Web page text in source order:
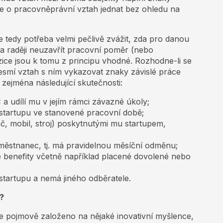
o pracovněprávní vztah jednat bez ohledu na
tedy potřeba velmi pečlivě zvážit, zda pro danou
raději neuzavřít pracovní poměr (nebo
jsou k tomu z principu vhodné. Rozhodne-li se
vztah s ním vykazovat znaky závislé práce
následující skutečnosti:
udílí mu v jejím rámci závazné úkoly;
ve stanovené pracovní době;
mobil, stroj) poskytnutými mu startupem,
tj. má pravidelnou měsíční odměnu;
včetně například placené dovolené nebo
a nemá jiného odběratele.
pojmově založeno na nějaké inovativní myšlence,